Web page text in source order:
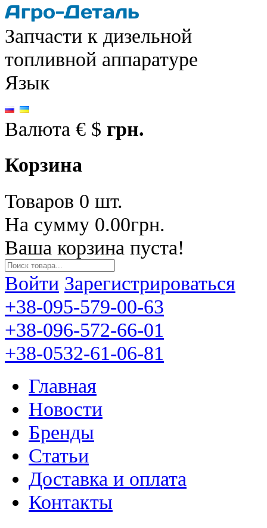
Запчасти к дизельной
топливной аппаратуре
Язык
Валюта € $ грн.
Корзина
Товаров 0 шт.
На сумму 0.00грн.
Ваша корзина пуста!
Войти Зарегистрироваться
+38-095-579-00-63
+38-096-572-66-01
+38-0532-61-06-81
Главная
Новости
Бренды
Статьи
Доставка и оплата
Контакты